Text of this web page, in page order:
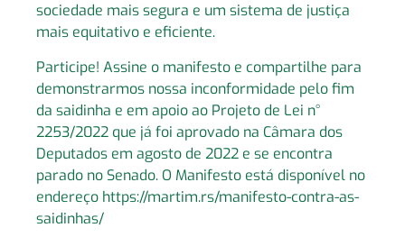
sociedade mais segura e um sistema de justiça
mais equitativo e eficiente.
Participe! Assine o manifesto e compartilhe para
demonstrarmos nossa inconformidade pelo fim
da saidinha e em apoio ao Projeto de Lei n°
2253/2022 que já foi aprovado na Câmara dos
Deputados em agosto de 2022 e se encontra
parado no Senado. O Manifesto está disponível no
endereço https://martim.rs/manifesto-contra-as-
saidinhas/